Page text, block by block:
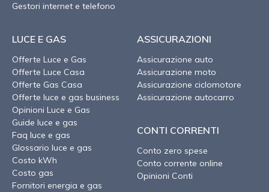
Gestori internet e telefono
LUCE E GAS
Offerte Luce e Gas
Offerte Luce Casa
Offerte Gas Casa
Offerte luce e gas business
Opinioni Luce e Gas
Guide luce e gas
Faq luce e gas
Glossario luce e gas
Costo kWh
Costo gas
Fornitori energia e gas
ASSICURAZIONI
Assicurazione auto
Assicurazione moto
Assicurazione ciclomotore
Assicurazione autocarro
CONTI CORRENTI
Conto zero spese
Conto corrente online
Opinioni Conti